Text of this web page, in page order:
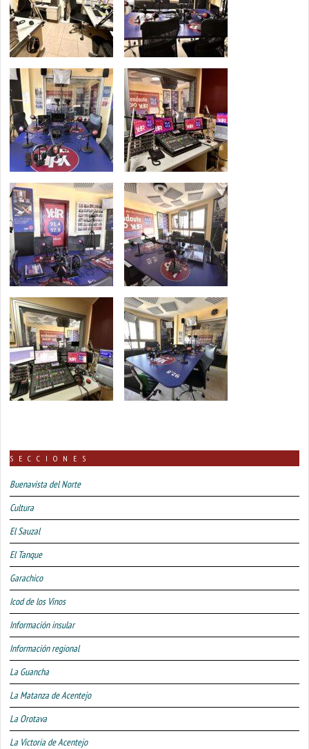
SECCIONES
Buenavista del Norte
Cultura
El Sauzal
El Tanque
Garachico
Icod de los Vinos
Información insular
Información regional
La Guancha
La Matanza de Acentejo
La Orotava
La Victoria de Acentejo